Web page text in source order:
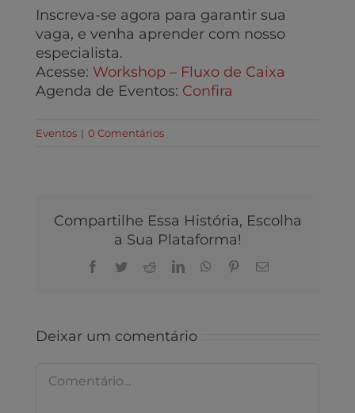
Inscreva-se agora para garantir sua
vaga, e venha aprender com nosso
especialista.
Acesse: Workshop – Fluxo de Caixa
Agenda de Eventos: Confira
Eventos | 0 Comentários
Compartilhe Essa História, Escolha
a Sua Plataforma!
Facebook
TwitterRedditLinkedInWhatsApp
Pinterest
E-
Deixar um comentário
Comentário